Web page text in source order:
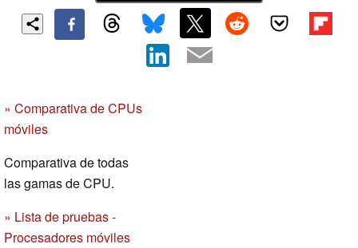
» Comparativa de CPUs
móviles
Comparativa de todas
las gamas de CPU.
» Lista de pruebas -
Procesadores móviles